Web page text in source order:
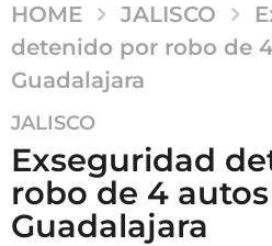
HOME JALISCO
detenido por robo de
Guadalajara
5
m
e
s
e
JALISCO
Exseguridad
robo de 4
Guadalajara